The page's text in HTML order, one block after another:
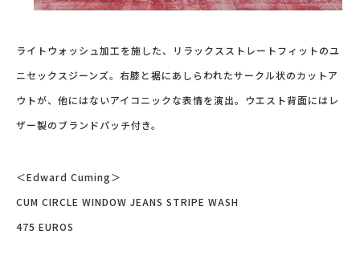
ライトウォッシュ加工を施した、リラックスストレートフィットのユ
ニセックスジーンズ。右膝と裾にあしらわれたサークル状のカットア
ウトが、他にはないアイコニックな表情を演出。ウエスト背面にはレ
ザー製のブランドパッチ付き。
＜Edward Cuming＞
CUM CIRCLE WINDOW JEANS STRIPE WASH
475 EUROS